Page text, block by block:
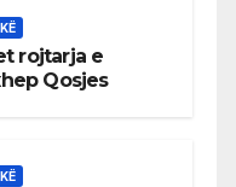
rojtarja e
Qosjes